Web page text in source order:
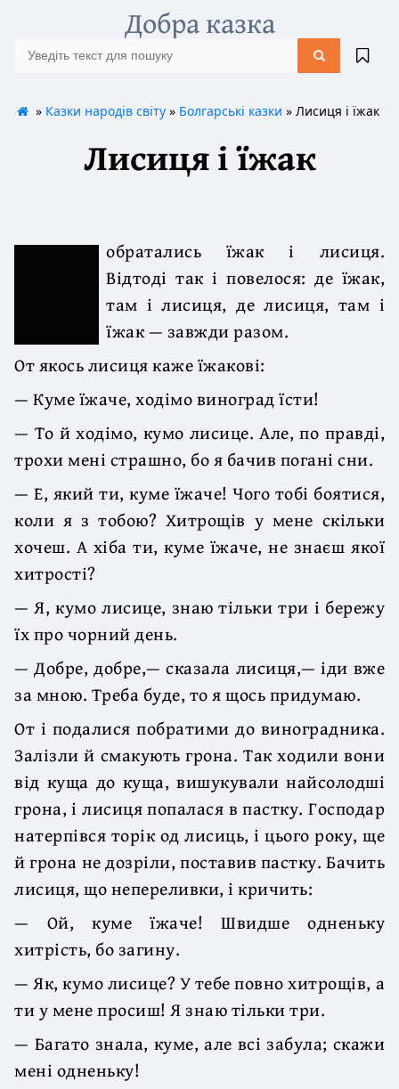
Добра казка
» Казки народів світу» Болгарські казки » Лисиця і їжак
Лисиця і їжак
обратались їжак і лисиця.
Відтоді так і повелося: де їжак,
там і лисиця, де лисиця, там і
їжак — завжди разом.
От якось лисиця каже їжакові:
— Куме їжаче, ходімо виноград їсти!
— То й ходімо, кумо лисице. Але, по правді,
трохи мені страшно, бо я бачив погані сни.
— Е, який ти, куме їжаче! Чого тобі боятися,
коли я з тобою? Хитрощів у мене скільки
хочеш. А хіба ти, куме їжаче, не знаєш якої
хитрості?
— Я, кумо лисице, знаю тільки три і бережу
їх про чорний день.
— Добре, добре,— сказала лисиця,— іди вже
за мною. Треба буде, то я щось придумаю.
От і подалися побратими до виноградника.
Залізли й смакують грона. Так ходили вони
від куща до куща, вишукували найсолодші
грона, і лисиця попалася в пастку. Господар
натерпівся торік од лисиць, і цього року, ще
й грона не дозріли, поставив пастку. Бачить
лисиця, що непереливки, і кричить:
— Ой, куме їжаче! Швидше одненьку
хитрість, бо загину.
— Як, кумо лисице? У тебе повно хитрощів, а
ти у мене просиш! Я знаю тільки три.
— Багато знала, куме, але всі забула; скажи
мені одненьку!